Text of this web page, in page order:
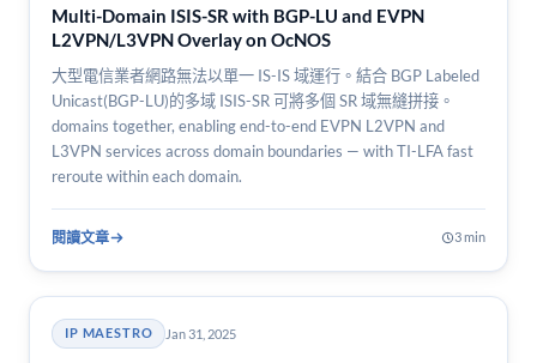
Multi-Domain ISIS-SR with BGP-LU and EVPN
L2VPN/L3VPN Overlay on OcNOS
大型電信業者網路無法以單一 IS-IS 域運行。結合 BGP Labeled
Unicast(BGP-LU)的多域 ISIS-SR 可將多個 SR 域無縫拼接。
domains together, enabling end-to-end EVPN L2VPN and
L3VPN services across domain boundaries — with TI-LFA fast
reroute within each domain.
閱讀文章 3 min
IP MAESTRO Jan 31, 2025